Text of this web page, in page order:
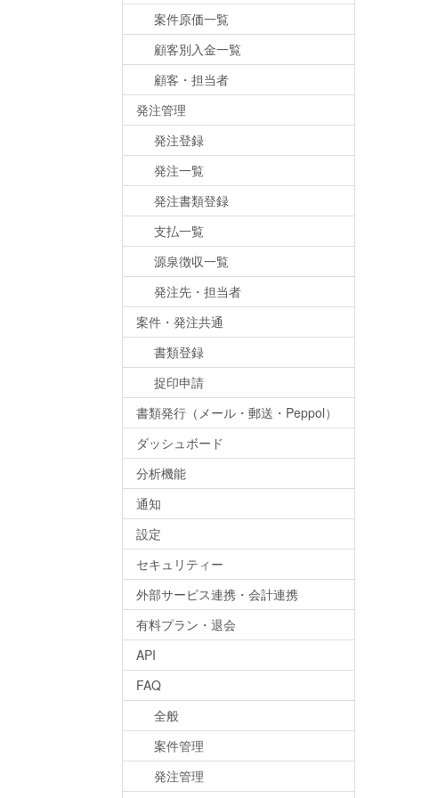
案件原価一覧
顧客別入金一覧
顧客・担当者
発注管理
発注登録
発注一覧
発注書類登録
支払一覧
源泉徴収一覧
発注先・担当者
案件・発注共通
書類登録
捉印申請
書類発行（メール・郵送・Peppol）
ダッシュボード
分析機能
通知
設定
セキュリティー
外部サービス連携・会計連携
有料プラン・退会
API
FAQ
全般
案件管理
発注管理